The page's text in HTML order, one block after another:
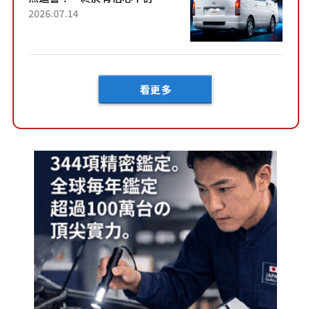
了！」「哪個等級交車最
車？...
2026.07.14
看更多